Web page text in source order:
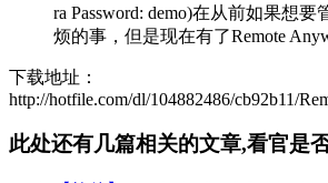
ra Password: demo)在从前如果想
烦的事，但是现在有了Remote
下载地址：
http://hotfile.com/dl/104882486/cb92b11/
此处还有几篇相关的文章,看官是